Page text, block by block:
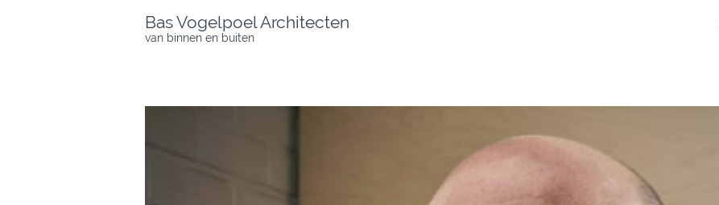
Bas Vogelpoel Architecten
van binnen en buiten